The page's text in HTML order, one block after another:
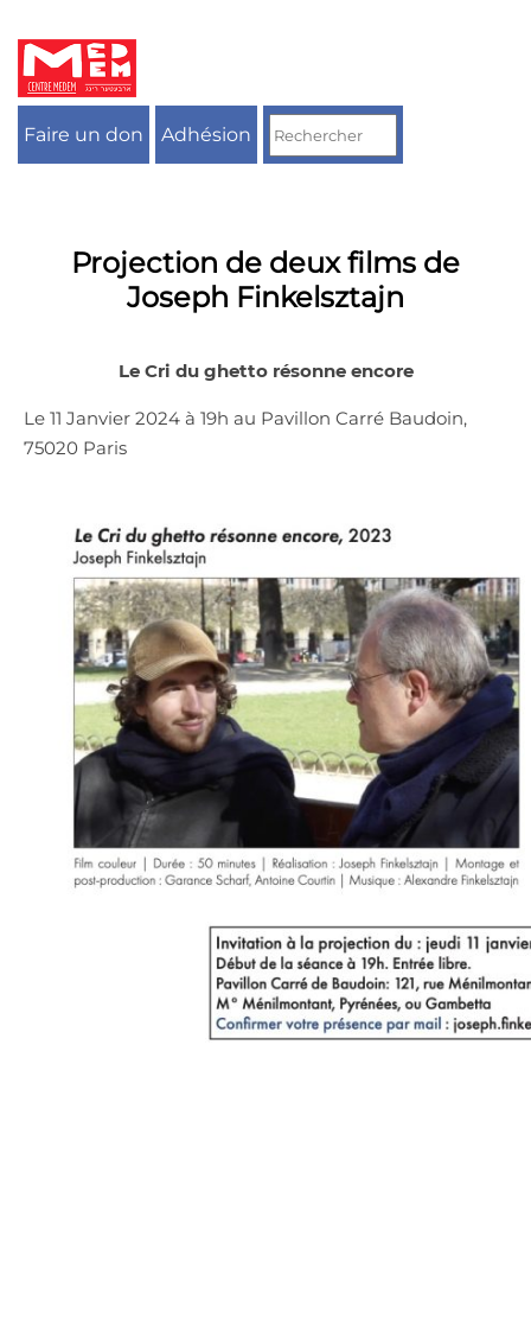
contenu
Faire un don Adhésion
Projection de deux films de
Joseph Finkelsztajn
Le Cri du ghetto résonne encore
Le 11 Janvier 2024 à 19h au Pavillon Carré Baudoin,
75020 Paris